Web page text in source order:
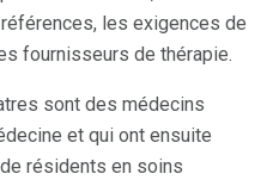
les exigences de
fournisseurs de thérapie.
sont des médecins
et qui ont ensuite
résidents en soins